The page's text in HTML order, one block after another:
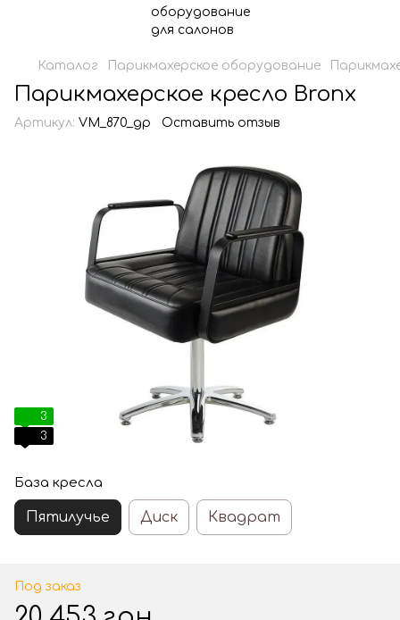
Каталог Парикмахерское оборудование
Парикмахерское кресло Bronx
Артикул: VM_870_gp Оставить отзыв
3
3
База кресла
Пятилучье Диск Квадрат
Под заказ